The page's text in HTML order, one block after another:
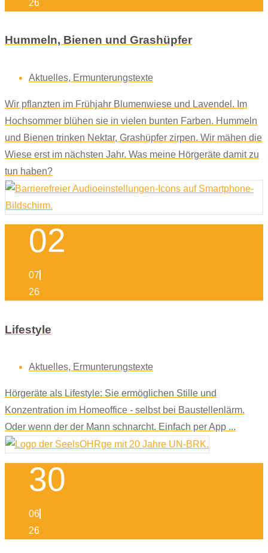
26
Hummeln, Bienen und Grashüpfer
Aktuelles, Ermunterungstexte
Wir pflanzten im Frühjahr Blumenwiese und Lavendel. Im
Hochsommer blühen sie in vielen bunten Farben. Hummeln
und Bienen trinken Nektar, Grashüpfer zirpen. Wir mähen die
Wiese erst im nächsten Jahr. Was meine Hörgeräte damit zu
tun haben?
02
07
26
Lifestyle
Aktuelles, Ermunterungstexte
Hörgeräte als Lifestyle: Sie ermöglichen Stille und
Konzentration im Homeoffice - selbst bei Baustellenlärm.
Oder wenn der der Mann schnarcht. Einfach per App ...
30
06
26